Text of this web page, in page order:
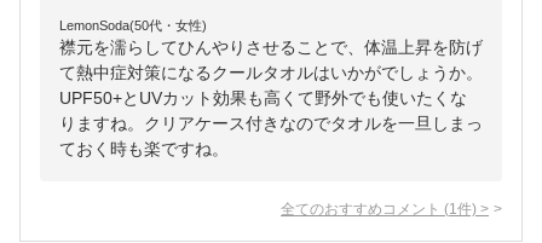
LemonSoda(50代・女性)
襟元を濡らしてひんやりさせることで、体温上昇を防げ
て熱中症対策になるクールタオルはいかがでしょうか。
UPF50+とUVカット効果も高くて野外でも使いたくな
りますね。クリアケース付きなのでタオルを一旦しまっ
ておく時も楽ですね。
全てのおすすめコメント (1 件) >